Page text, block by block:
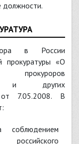
должности.
в России
прокуратуры «О
прокуроров
и других
от 7.05.2008. В